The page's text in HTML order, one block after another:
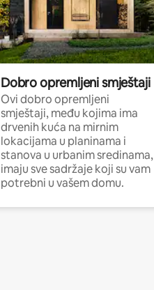
Dobro opremljeni smještaji
Ovi dobro opremljeni
smještaji, među kojima ima
drvenih kuća na mirnim
lokacijama u planinama i
stanova u urbanim sredinama,
imaju sve sadržaje koji su vam
potrebni u vašem domu.